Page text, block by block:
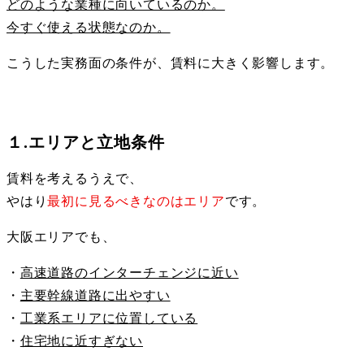
どのような業種に向いているのか。
今すぐ使える状態なのか。
こうした実務面の条件が、賃料に大きく影響します。
１.エリアと立地条件
賃料を考えるうえで、
やはり最初に見るべきなのはエリアです。
大阪エリアでも、
・ 高速道路のインターチェンジに近い
・ 主要幹線道路に出やすい
・ 工業系エリアに位置している
・ 住宅地に近すぎない